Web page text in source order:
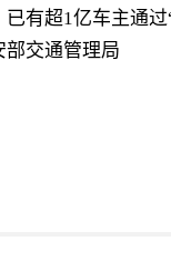
有超1亿车主通过
部交通管理局